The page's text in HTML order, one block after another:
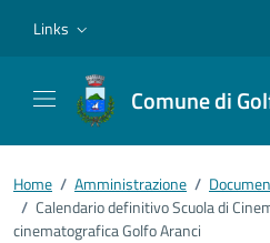
Links
Comune di
Home / Amministrazione /
/ Calendario definitivo Scuola di
cinematografica Golfo Aranci